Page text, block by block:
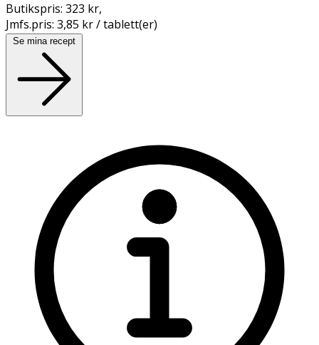
Butikspris: 323 kr,
Jmfs.pris: 3,85 kr / tablett(er)
Se mina recept